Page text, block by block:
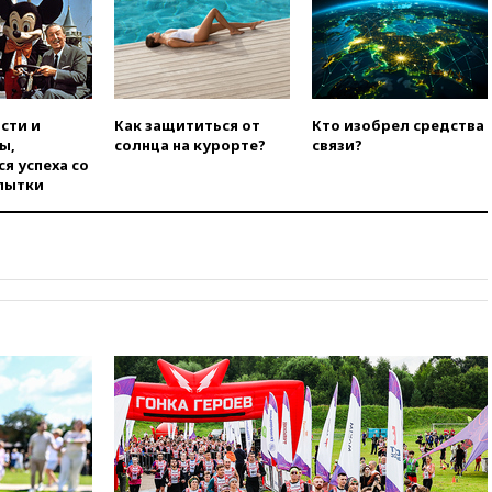
вчера, 14:20Генпрокурором
США стал Тодд Бланш
вчера, 13:37 Пляжи
Геленджика закрыты из-за
вчера, 13:03 Испания ввела
вчера, 12:27Возгорание на
вчера, 11:07При
столкновении катера и лодки
под Самарой погибли два
человека
вчера, 10:27
Движение по
трассе «Новороссия»
и
успеха со
Как защититься от
солнца на курорте?
Кто изобрел средства
связи?